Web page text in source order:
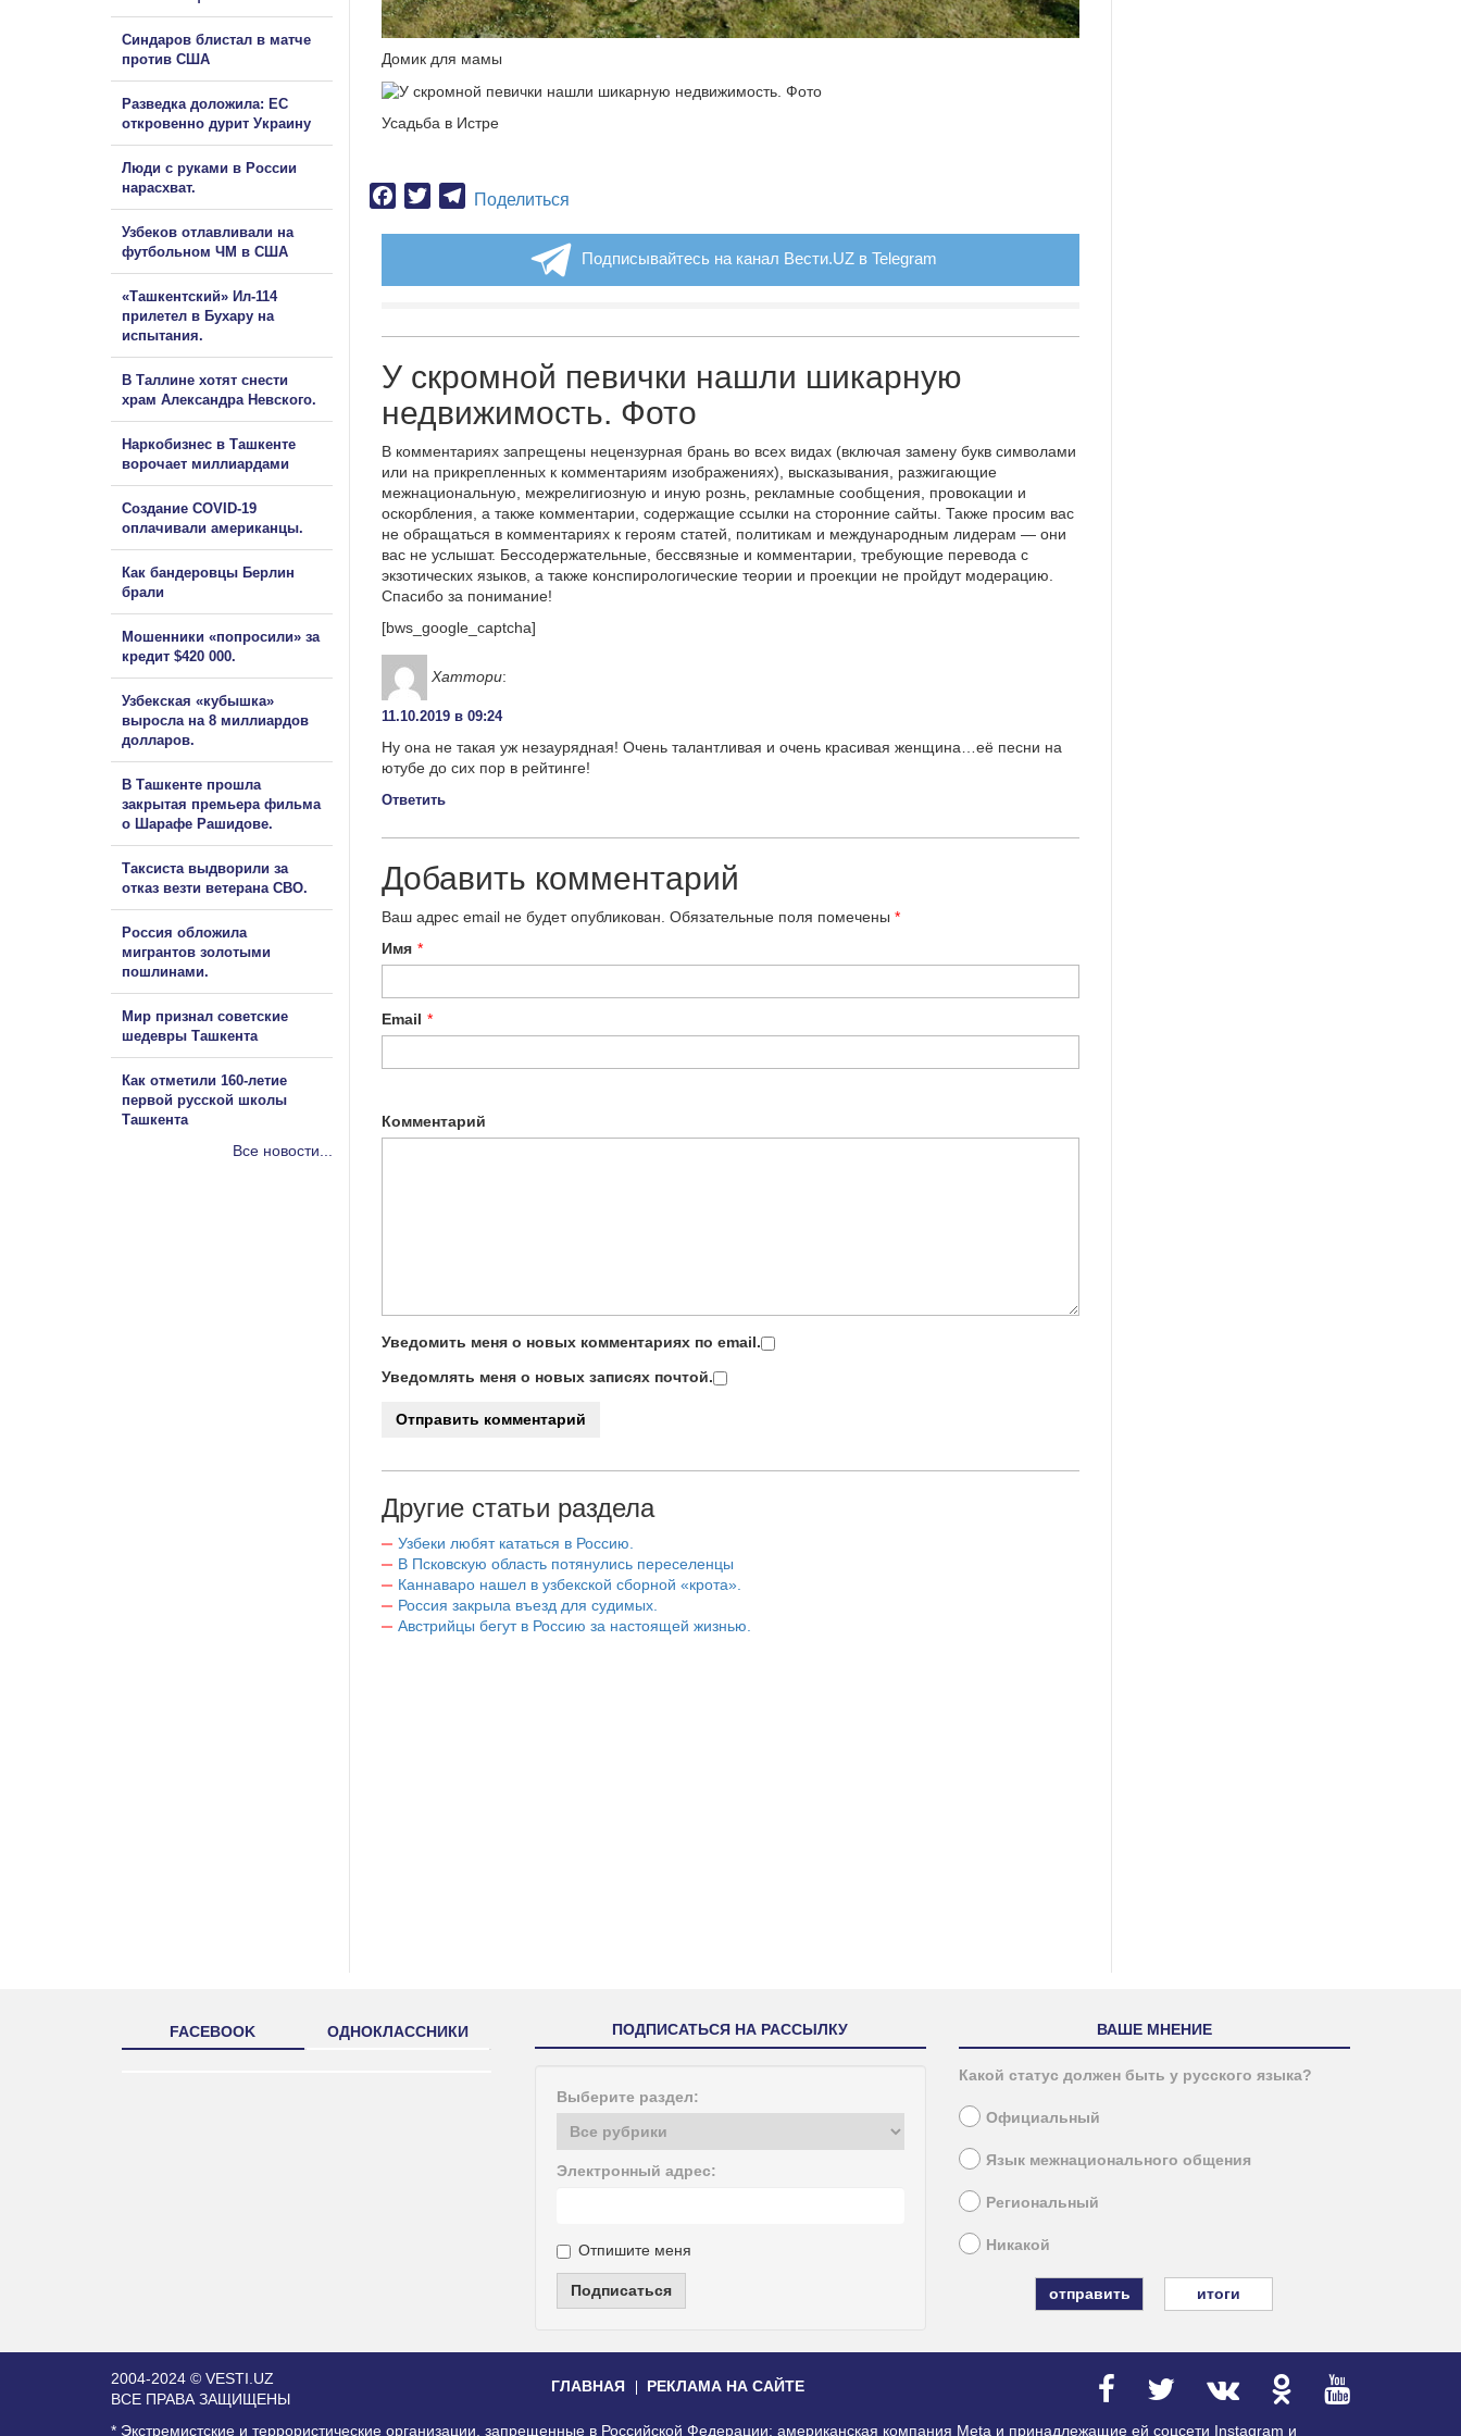
Домик для мамы
Усадьба в Истре
Facebook
TwitterTelegram
Поделиться
Подписывайтесь на канал Вести.UZ в Telegram
У скромной певички нашли шикарную
недвижимость. Фото
В комментариях запрещены нецензурная брань во всех видах (включая замену букв символами
или на прикрепленных к комментариям изображениях), высказывания, разжигающие
межнациональную, межрелигиозную и иную рознь, рекламные сообщения, провокации и
оскорбления, а также комментарии, содержащие ссылки на сторонние сайты. Также просим вас
не обращаться в комментариях к героям статей, политикам и международным лидерам — они
вас не услышат. Бессодержательные, бессвязные и комментарии, требующие перевода с
экзотических языков, а также конспирологические теории и проекции не пройдут модерацию.
Спасибо за понимание!
[bws_google_captcha]
Хаттори:
11.10.2019 в 09:24
Ну она не такая уж незаурядная! Очень талантливая и очень красивая женщина…её песни на
ютубе до сих пор в рейтинге!
Ответить
Добавить комментарий
Ваш адрес email не будет опубликован. Обязательные поля помечены *
Имя *
Email *
Комментарий
Уведомить меня о новых комментариях по email.
Уведомлять меня о новых записях почтой.
Другие статьи раздела
Узбеки любят кататься в Россию.
В Псковскую область потянулись переселенцы
Каннаваро нашел в узбекской сборной «крота».
Россия закрыла въезд для судимых.
Австрийцы бегут в Россию за настоящей жизнью.
Синдаров блистал в матче
против США
Разведка доложила: ЕС
откровенно дурит Украину
Люди с руками в России
нарасхват.
Узбеков отлавливали на
футбольном ЧМ в США
«Ташкентский» Ил-114
прилетел в Бухару на
испытания.
В Таллине хотят снести
храм Александра Невского.
Наркобизнес в Ташкенте
ворочает миллиардами
Создание COVID-19
оплачивали американцы.
Как бандеровцы Берлин
брали
Мошенники «попросили» за
кредит $420 000.
Узбекская «кубышка»
выросла на 8 миллиардов
долларов.
В Ташкенте прошла
закрытая премьера фильма
о Шарафе Рашидове.
Таксиста выдворили за
отказ везти ветерана СВО.
Россия обложила
мигрантов золотыми
пошлинами.
Мир признал советские
шедевры Ташкента
Как отметили 160-летие
первой русской школы
Ташкента
Все новости...
FACEBOOK ОДНОКЛАССНИКИ ПОДПИСАТЬСЯ НА РАССЫЛКУ
Выберите раздел:
Электронный адрес:
Отпишите меня
Подписаться
ВАШЕ МНЕНИЕ
Какой статус должен быть у русского языка?
Официальный
Язык межнационального общения
Региональный
Никакой
итоги
2004-2024 © VESTI.UZ
ВСЕ ПРАВА ЗАЩИЩЕНЫ
ГЛАВНАЯ РЕКЛАМА НА САЙТЕ
* Экстремистские и террористические организации, запрещенные в Российской Федерации: американская компания Meta и принадлежащие ей соцсети Instagram и